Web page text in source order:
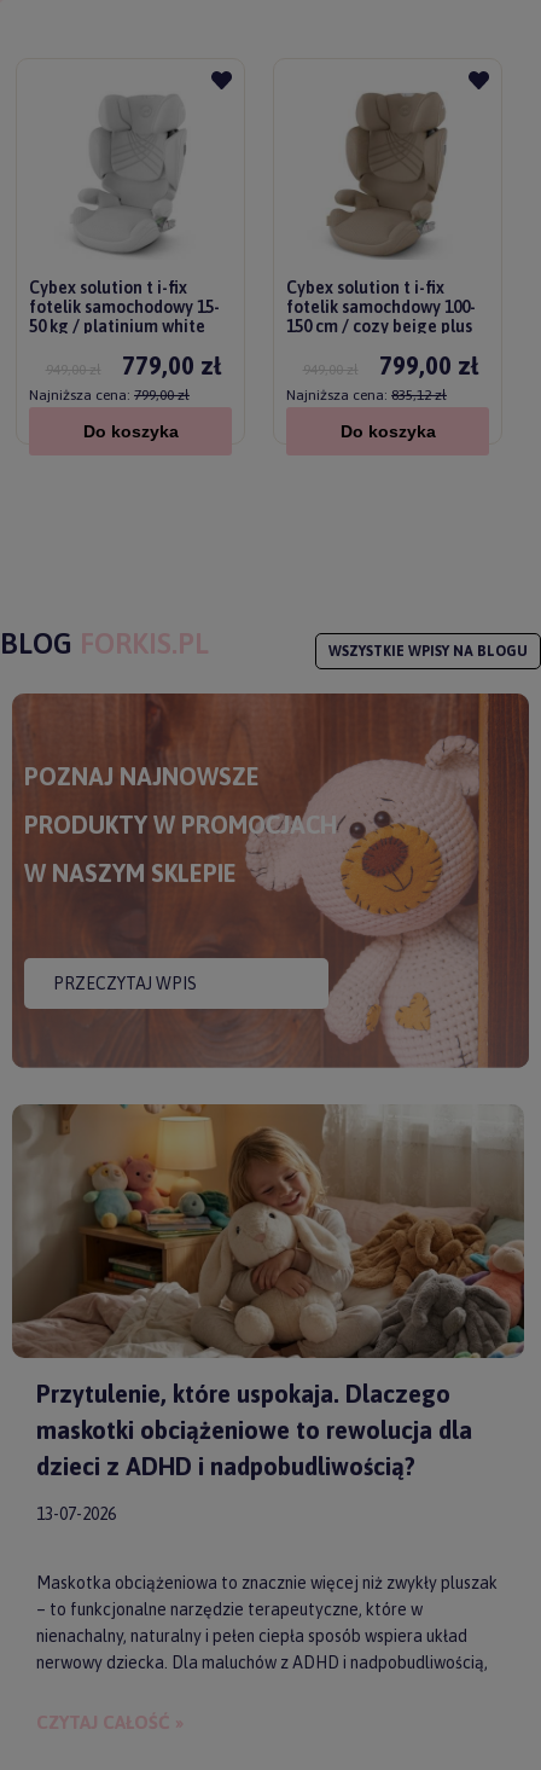
Cybex solution t i-fix
fotelik samochodowy 15-
50 kg / platinium white
779,00 zł
949,00 zł
Najniższa cena: 799,00 zł
Do koszyka
Cybex solution t i-fix
fotelik samochdowy 100-
150 cm / cozy beige plus
799,00 zł
949,00 zł
Najniższa cena: 835,12 zł
Do koszyka
BLOG FORKIS.PL WSZYSTKIE WPISY NA BLOGU
POZNAJ NAJNOWSZE
PRODUKTY W PROMOCJACH
W NASZYM SKLEPIE
PRZECZYTAJ WPIS
Przytulenie, które uspokaja. Dlaczego
maskotki obciążeniowe to rewolucja dla
dzieci z ADHD i nadpobudliwością?
13-07-2026
Maskotka obciążeniowa to znacznie więcej niż zwykły pluszak
– to funkcjonalne narzędzie terapeutyczne, które w
nienachalny, naturalny i pełen ciepła sposób wspiera układ
nerwowy dziecka. Dla maluchów z ADHD i nadpobudliwością,
dociążony przyjaciel może stać się kluczem do upragnionego
CZYTAJ CAŁOŚĆ »